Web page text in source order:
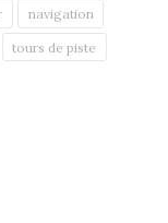
navigation
tours de piste